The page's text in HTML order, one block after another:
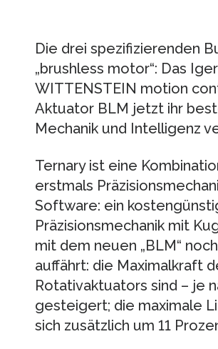
Die drei spezifizierenden
„brushless motor“: Das
WITTENSTEIN motion
Aktuator BLM jetzt ihr
Mechanik und Intelligenz
Ternary ist eine
erstmals
Software: ein
Präzisionsmechanik mit
mit dem neuen „BLM“
auffährt: die Maximalkraft
Rotativaktuators sind – je
gesteigert; die maximale
sich zusätzlich um 11